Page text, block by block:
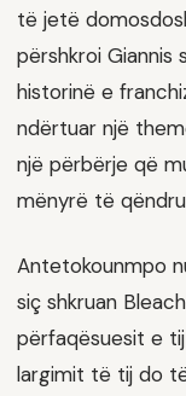
të jetë
përshkroi
historinë e
ndërtuar një
një përbërje që
mënyrë të
Antetokounmpo
siç shkruan
përfaqësuesit e
largimit të tij do